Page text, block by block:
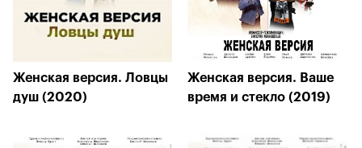
Женская версия. Ловцы
душ (2020)
Женская версия. Ваше
время и стекло (2019)